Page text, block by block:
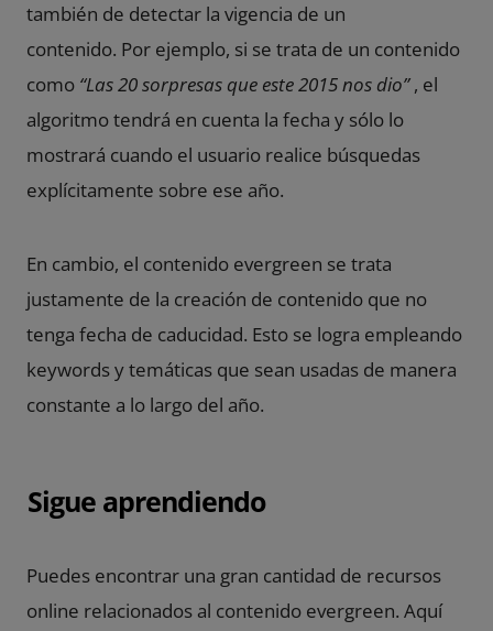
también de detectar la vigencia de un
contenido. Por ejemplo, si se trata de un contenido
como “Las 20 sorpresas que este 2015 nos dio”, el
algoritmo tendrá en cuenta la fecha y sólo lo
mostrará cuando el usuario realice búsquedas
explícitamente sobre ese año.
En cambio, el contenido evergreen se trata
justamente de la creación de contenido que no
tenga fecha de caducidad. Esto se logra empleando
keywords y temáticas que sean usadas de manera
constante a lo largo del año.
Sigue aprendiendo
Puedes encontrar una gran cantidad de recursos
online relacionados al contenido evergreen. Aquí